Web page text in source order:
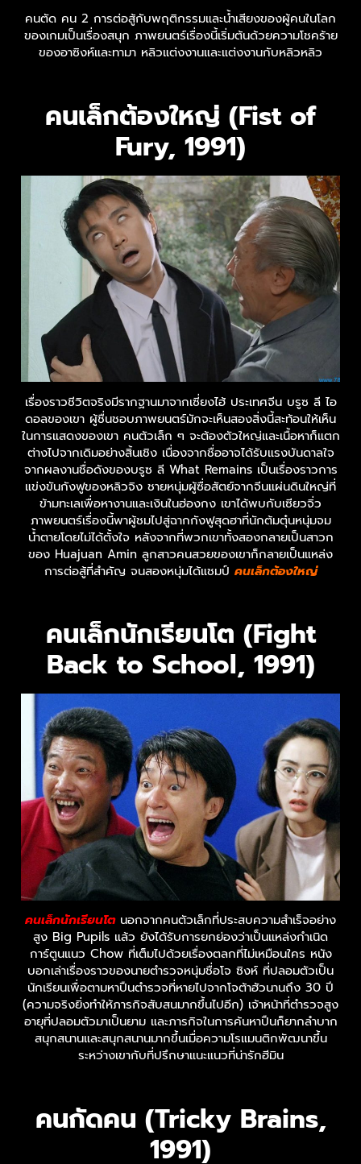
คนตัด คน 2 การต่อสู้กับพฤติกรรมและน้ำเสียงของผู้คนในโลก
ของเกมเป็นเรื่องสนุก ภาพยนตร์เรื่องนี้เริ่มต้นด้วยความโชคร้าย
ของอาซิงห์และทามา หลิวแต่งงานและแต่งงานกับหลิวหลิว
คนเล็กต้องใหญ่ (Fist of
Fury, 1991)
เรื่องราวชีวิตจริงมีรากฐานมาจากเซี่ยงไฮ้ ประเทศจีน บรูซ ลี ไอ
ดอลของเขา ผู้ชื่นชอบภาพยนตร์มักจะเห็นสองสิ่งนี้สะท้อนให้เห็น
ในการแสดงของเขา คนตัวเล็ก ๆ จะต้องตัวใหญ่และเนื้อหาก็แตก
ต่างไปจากเดิมอย่างสิ้นเชิง เนื่องจากชื่ออาจได้รับแรงบันดาลใจ
จากผลงานชื่อดังของบรูซ ลี What Remains เป็นเรื่องราวการ
แข่งขันกังฟูของหลิวจิง ชายหนุ่มผู้ซื่อสัตย์จากจีนแผ่นดินใหญ่ที่
ข้ามทะเลเพื่อหางานและเงินในฮ่องกง เขาได้พบกับเซียวจิ่ว
ภาพยนตร์เรื่องนี้พาผู้ชมไปสู่ฉากกังฟูสุดฮาที่นักต้มตุ๋นหนุ่มจม
น้ำตายโดยไม่ได้ตั้งใจ หลังจากที่พวกเขาทั้งสองกลายเป็นสาวก
ของ Huajuan Amin ลูกสาวคนสวยของเขาก็กลายเป็นแหล่ง
การต่อสู้ที่สำคัญ จนสองหนุ่มได้แชมป์ คนเล็กต้องใหญ่
คนเล็กนักเรียนโต (Fight
Back to School, 1991)
คนเล็กนักเรียนโตนอกจากคนตัวเล็กที่ประสบความสำเร็จอย่าง
สูง Big Pupils แล้ว ยังได้รับการยกย่องว่าเป็นแหล่งกำเนิด
การ์ตูนแนว Chow ที่เต็มไปด้วยเรื่องตลกที่ไม่เหมือนใคร หนัง
บอกเล่าเรื่องราวของนายตำรวจหนุ่มชื่อโจ ซิงห์ ที่ปลอมตัวเป็น
นักเรียนเพื่อตามหาปืนตำรวจที่หายไปจากโจต้าฮัวนานถึง 30 ปี
(ความจริงยิ่งทำให้ภารกิจสับสนมากขึ้นไปอีก) เจ้าหน้าที่ตำรวจสูง
อายุที่ปลอมตัวมาเป็นยาม และภารกิจในการค้นหาปืนก็ยากลำบาก
สนุกสนานและสนุกสนานมากขึ้นเมื่อความโรแมนติกพัฒนาขึ้น
ระหว่างเขากับที่ปรึกษาแนะแนวที่น่ารักฮีมิน
คนกัดคน (Tricky Brains,
1991)